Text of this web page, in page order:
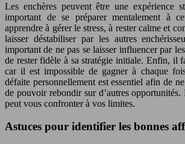
Les enchères peuvent être une expérience
important de se préparer mentalement à
apprendre à gérer le stress, à rester calme et
laisser déstabiliser par les autres
important de ne pas se laisser influencer par
de rester fidèle à sa stratégie initiale. Enfin, il
car il est impossible de gagner à chaque
défaite personnellement est essentiel afin de
de pouvoir rebondir sur d’autres opportunités.
peut vous confronter à vos limites.
Astuces pour identifier les bonnes